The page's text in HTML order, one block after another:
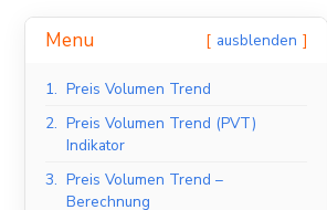
Menu ausblenden
1. Preis Volumen Trend
2. Preis Volumen Trend (PVT)
Indikator
3. Preis Volumen Trend –
Berechnung